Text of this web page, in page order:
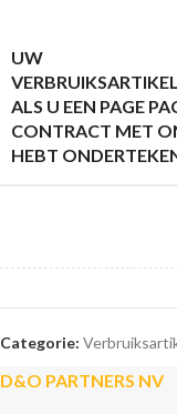
UW
ALS U EEN PAGE
CONTRACT MET
HEBT
Categorie:
D&O PARTNERS NV